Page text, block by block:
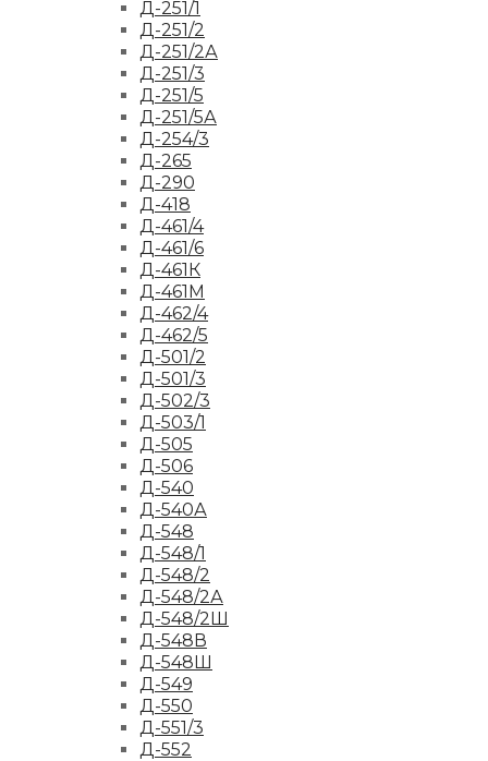
Д-251/1
Д-251/2
Д-251/2А
Д-251/3
Д-251/5
Д-251/5А
Д-254/3
Д-265
Д-290
Д-418
Д-461/4
Д-461/6
Д-461К
Д-461М
Д-462/4
Д-462/5
Д-501/2
Д-501/3
Д-502/3
Д-503/1
Д-505
Д-506
Д-540
Д-540А
Д-548
Д-548/1
Д-548/2
Д-548/2А
Д-548/2Ш
Д-548В
Д-548Ш
Д-549
Д-550
Д-551/3
Д-552